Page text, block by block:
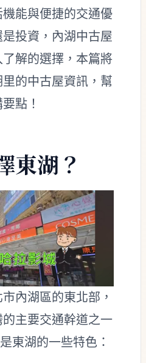
能與便捷的交通優
投資，內湖中古屋
解的選擇，本篇將
的中古屋資訊，幫
點！
東湖？
內湖區的東北部，
主要交通幹道之一
東湖的一些特色：